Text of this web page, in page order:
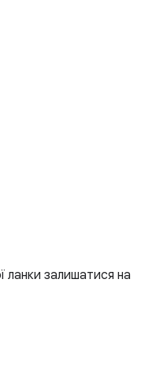
ланки залишатися на